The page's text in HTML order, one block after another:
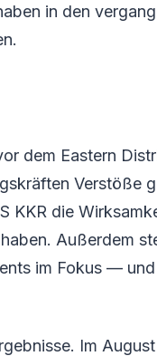
in den
dem Eastern
Verstöße
KKR die
Außerdem
im Fokus —
Im